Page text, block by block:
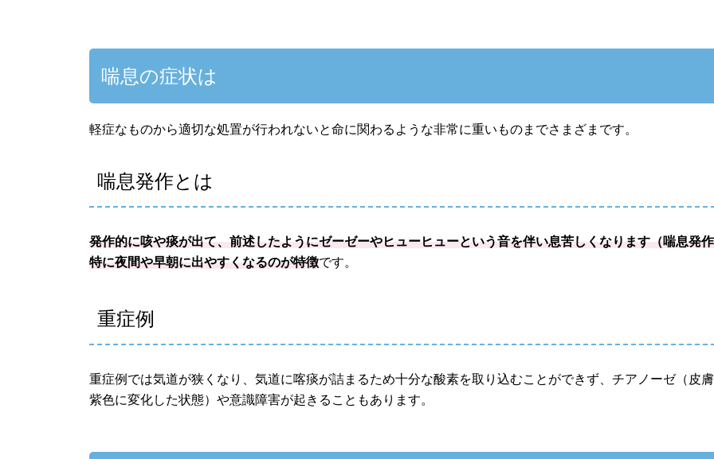
喘息の症状は
軽症なものから適切な処置が行われないと命に関わるような非常に重いものまでさまざまです。
喘息発作とは
発作的に咳や痰が出て、前述したようにゼーゼーやヒューヒューという音を伴い息苦しくなります（喘息発
特に夜間や早朝に出やすくなるのが特徴です。
重症例
重症例では気道が狭くなり、気道に喀痰が詰まるため十分な酸素を取り込むことができず、チアノーゼ（皮
紫色に変化した状態）や意識障害が起きることもあります。